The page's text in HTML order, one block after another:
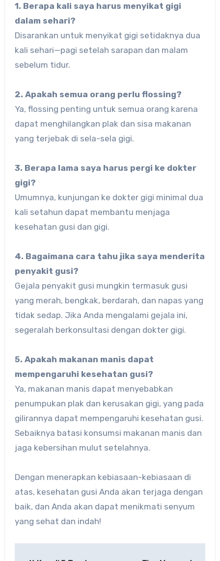
1. Berapa kali saya harus menyikat gigi
dalam sehari?
Disarankan untuk menyikat gigi setidaknya dua
kali sehari—pagi setelah sarapan dan malam
sebelum tidur.
2. Apakah semua orang perlu flossing?
Ya, flossing penting untuk semua orang karena
dapat menghilangkan plak dan sisa makanan
yang terjebak di sela-sela gigi.
3. Berapa lama saya harus pergi ke dokter
gigi?
Umumnya, kunjungan ke dokter gigi minimal dua
kali setahun dapat membantu menjaga
kesehatan gusi dan gigi.
4. Bagaimana cara tahu jika saya menderita
penyakit gusi?
Gejala penyakit gusi mungkin termasuk gusi
yang merah, bengkak, berdarah, dan napas yang
tidak sedap. Jika Anda mengalami gejala ini,
segeralah berkonsultasi dengan dokter gigi.
5. Apakah makanan manis dapat
mempengaruhi kesehatan gusi?
Ya, makanan manis dapat menyebabkan
penumpukan plak dan kerusakan gigi, yang pada
gilirannya dapat mempengaruhi kesehatan gusi.
Sebaiknya batasi konsumsi makanan manis dan
jaga kebersihan mulut setelahnya.
Dengan menerapkan kebiasaan-kebiasaan di
atas, kesehatan gusi Anda akan terjaga dengan
baik, dan Anda akan dapat menikmati senyum
yang sehat dan indah!